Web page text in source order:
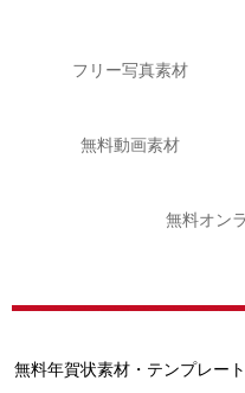
フリー写真素材
無料動画素材
無料オン
無料年賀状素材・テンプレー